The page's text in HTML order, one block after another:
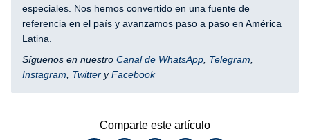
especiales. Nos hemos convertido en una fuente de
referencia en el país y avanzamos paso a paso en América
Latina.
Síguenos en nuestro Canal de WhatsApp Telegram
Instagram
Twitter yFacebook
Comparte este artículo